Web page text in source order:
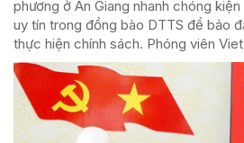
phương ở An Giang nhanh chóng
uy tín trong đồng bào DTTS để bảo
thực hiện chính sách. Phóng viên